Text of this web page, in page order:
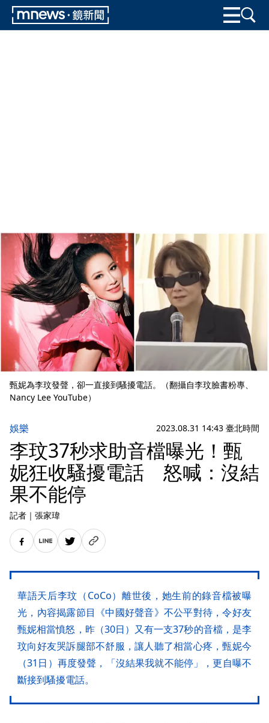
甄妮為李玟發聲，卻一直接到騷擾電話。（翻攝自李玟臉書粉專、
Nancy Lee YouTube）
娛樂 2023.08.31 14:43 臺北時間
李玟37秒求助音檔曝光！甄
妮狂收騷擾電話 怒喊：沒結
果不能停
記者 ｜ 張家瑋
華語天后李玟（CoCo）離世後，她生前的錄音檔被曝
光，內容揭露節目《中國好聲音》不公平對待，令好友
甄妮相當憤怒，昨（30日）又有一支37秒的音檔，是李
玟向好友哭訴腿部不舒服，讓人聽了相當心疼，甄妮今
（31日）再度發聲，「沒結果我就不能停」，更自曝不
斷接到騷擾電話。